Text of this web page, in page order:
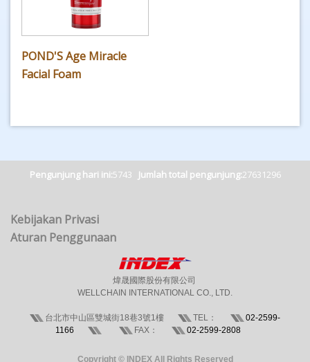
POND'S Age Miracle
Facial Foam
Pengunjung hari ini:5743 Jumlah total pengunjung:27631296
Kebijakan Privasi
Aturan Penggunaan
煒晟國際股份有限公司
WELLCHAIN INTERNATIONAL CO., LTD.
台北市中山區雙城街18巷3號1樓 TEL：
02-2599-
1166
FAX： 02-2599-2808
Copyright © INDEX All Rights Reserved